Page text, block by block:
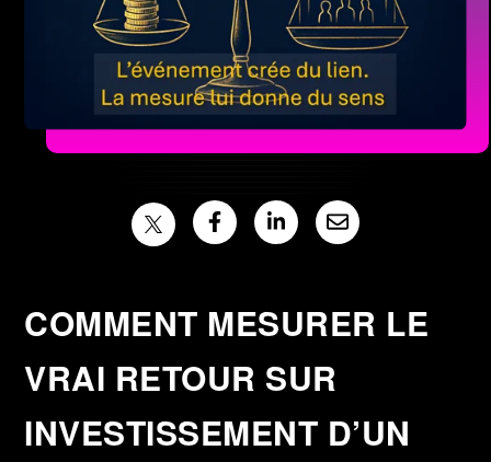
COMMENT MESURER LE
VRAI RETOUR SUR
INVESTISSEMENT D’UN